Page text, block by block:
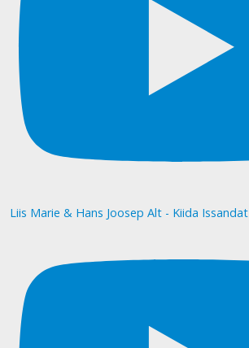
Liis Marie & Hans Joosep Alt - Kiida Issandat